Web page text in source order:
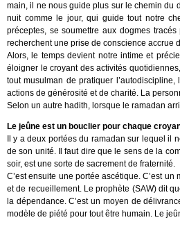
main, il ne nous guide plus sur le chemin du
nuit comme le jour, qui guide tout notre
préceptes, se soumettre aux dogmes
recherchent une prise de conscience accrue
Alors, le temps devient notre intime et
éloigner le croyant des activités
tout musulman de pratiquer
actions de générosité et de charité. La
Selon un autre hadith, lorsque le ramadan
Le jeûne est un bouclier pour chaque
Il y a deux portées du ramadan sur lequel il
de son unité. Il faut dire que le sens de la
soir, est une sorte de sacrement de fraternité.
C’est ensuite une portée ascétique. C’est
et de recueillement. Le prophète (SAW) dit
la dépendance. C’est un moyen de
modèle de piété pour tout être humain. Le